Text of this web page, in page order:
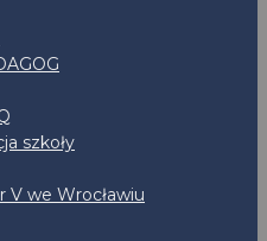
szkoły
V we Wrocławiu